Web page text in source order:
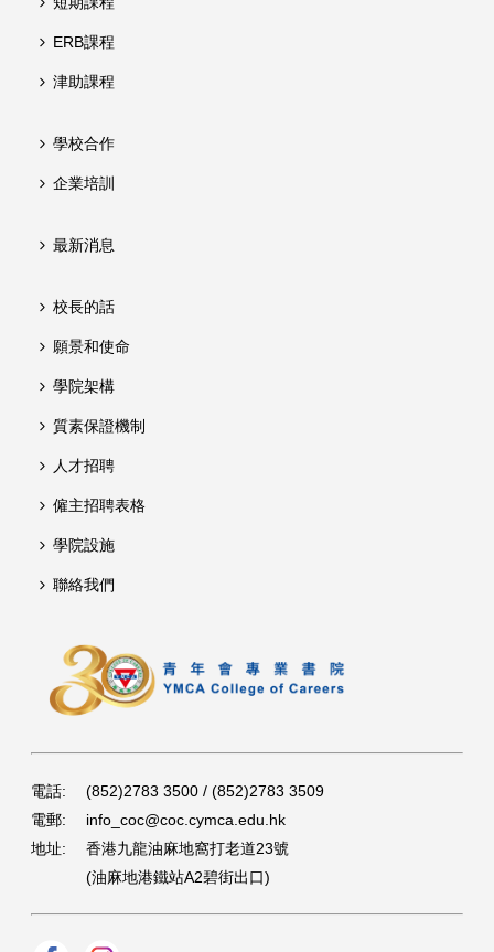
ERB課程
津助課程
學校合作
企業培訓
最新消息
校長的話
願景和使命
學院架構
質素保證機制
人才招聘
僱主招聘表格
學院設施
聯絡我們
電話:
(852)2783 3500 / (852)2783 3509
電郵:
info_coc@coc.cymca.edu.hk
地址:
香港九龍油麻地窩打老道23號
(油麻地港鐵站A2碧街出口)